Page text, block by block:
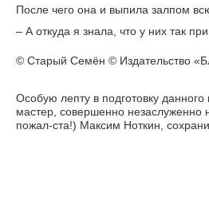
После чего она и выпила залпом
– А откуда я знала, что у них так
© Старый Семён © Издательство
Особую лепту в подготовку
мастер, совершенно незаслуженно
пожал-ста!) Максим Ноткин,